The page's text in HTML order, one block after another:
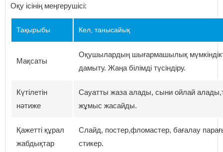
Оқу ісінің меңгерушісі:
Тақырыбы Кел, танысайық
Мақсаты
Оқушылардың шығармашылық
дамыту. Жаңа білімді түсіндіру.
Күтілетін
нәтиже
Сауатты жаза алады, сыни ойлай
жұмыс жасайды.
Қажетті құрал
жабдықтар
Слайд, постер,фломастер, бағалау
стикер.